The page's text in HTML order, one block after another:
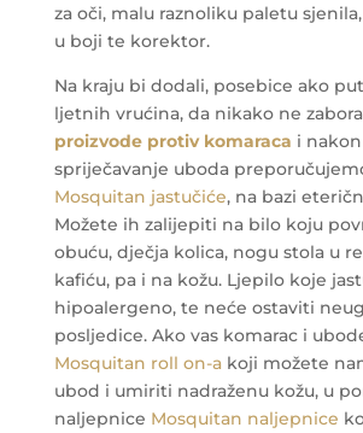
za oči, malu raznoliku paletu
u boji te korektor.
Na kraju bi dodali, posebice ako
ljetnih vrućina, da nikako ne
proizvode protiv komaraca i
spriječavanje uboda
Mosquitan jastučiće, na bazi
Možete ih zalijepiti na bilo koju
obuću, dječja kolica, nogu stola u
kafiću, pa i na kožu. Ljepilo koje
hipoalergeno, te neće ostaviti
posljedice. Ako vas komarac i
Mosquitan roll on-akoji možete
ubod i umiriti nadraženu kožu, u
naljepnice Mosquitan naljepnice